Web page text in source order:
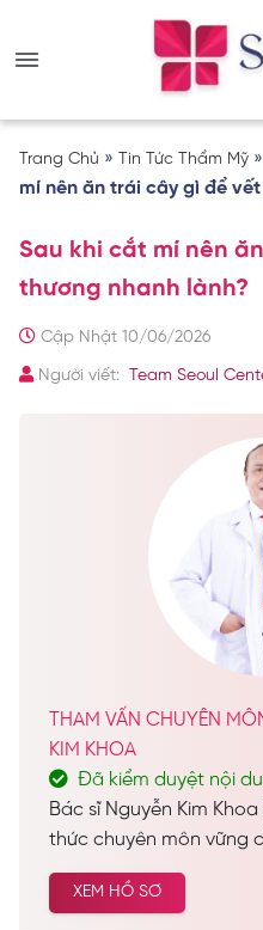
Trang Chủ » Tin Tức Thẩm Mỹ »
mí nên ăn trái cây gì để
Sau khi cắt mí nên
thương nhanh lành?
Cập Nhật 10/06/2026
Người viết: Team Seoul
THAM VẤN CHUYÊN
KIM KHOA
Đã kiểm duyệt nội
Bác sĩ Nguyễn Kim
thức chuyên môn vững
đến như một vị bác sĩ
tâm vì lợi ích và sự hài
XEM HỒ SƠ